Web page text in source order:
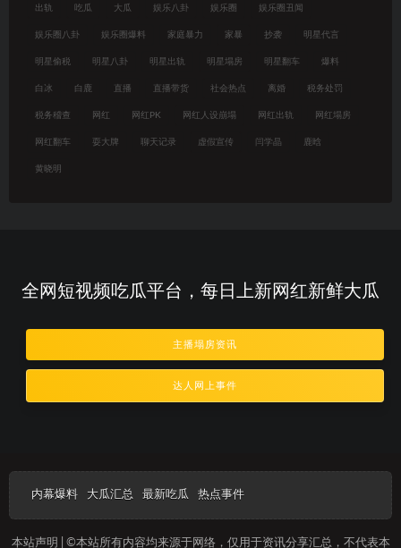
出轨 吃瓜 大瓜 娱乐八卦 娱乐圈 娱乐圈丑闻
娱乐圈八卦 娱乐圈爆料 家庭暴力 家暴 抄袭 明星代言
明星偷税 明星八卦 明星出轨 明星塌房 明星翻车 爆料
白冰 白鹿 直播 直播带货 社会热点 离婚 税务处罚
税务稽查 网红 网红PK 网红人设崩塌 网红出轨 网红塌房
网红翻车 耍大牌 聊天记录 虚假宣传 闫学晶 鹿晗
黄晓明
全网短视频吃瓜平台，每日上新网红新鲜大瓜
主播塌房资讯
达人网上事件
内幕爆料 大瓜汇总 最新吃瓜 热点事件
本站声明 | ©本站所有内容均来源于网络，仅用于资讯分享汇总，不代表本